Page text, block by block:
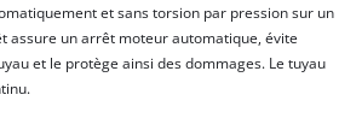
et sans torsion par pression sur un
assure un arrêt moteur automatique, évite
et le protège ainsi des dommages. Le tuyau